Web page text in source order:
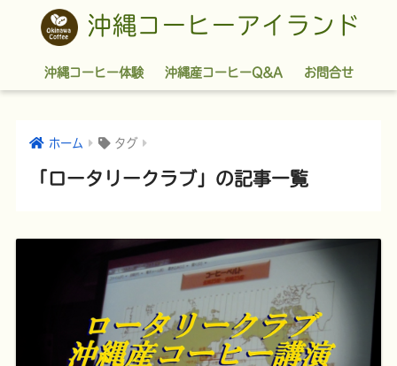
沖縄コーヒーアイランド
沖縄コーヒー体験 沖縄産コーヒーQ&A お問合せ
ホーム タグ
「ロータリークラブ」の記事一覧